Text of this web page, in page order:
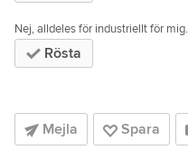
Nej, alldeles för industriellt för mig.
Rösta
Mejla Spara